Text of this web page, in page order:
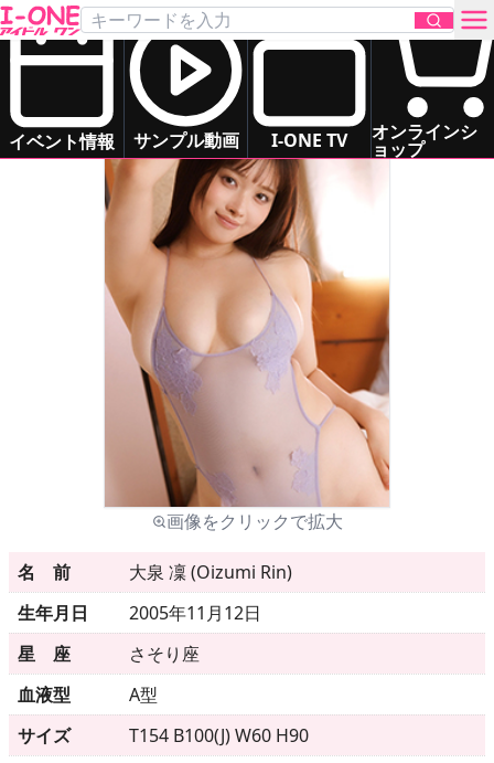
イベント情報 サンプル動画 I-ONE TV オンラインシ
ョップ
お問い合わせ
メニュー
▶発売中
▶新作
▶次回作
大泉 凜Oizumi Rin
癒し系
画像をクリックで拡大
名 前
大泉 凜 (Oizumi Rin)
生年月日
2005年11月12日
星 座
さそり座
血液型
A型
サイズ
T154 B100(J) W60 H90